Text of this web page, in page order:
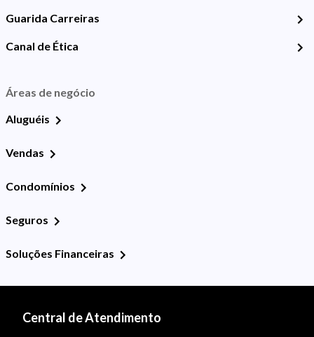
Guarida Carreiras
Canal de Ética
Áreas de negócio
Aluguéis
Vendas
Condomínios
Seguros
Soluções Financeiras
Central de Atendimento